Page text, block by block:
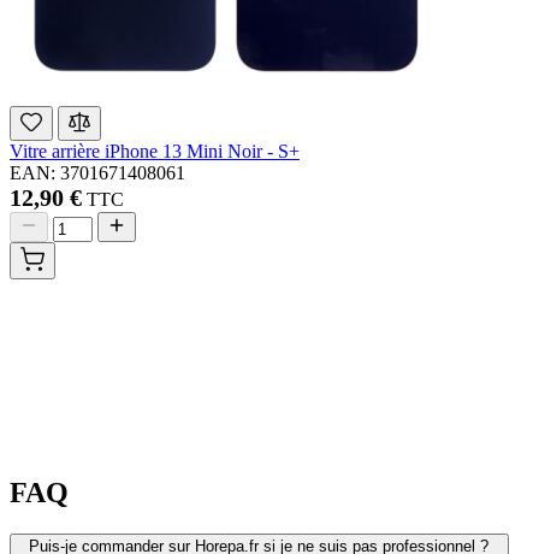
Vitre arrière iPhone 13 Mini Noir - S+
EAN: 3701671408061
12,90 € TTC
FAQ
Puis-je commander sur Horepa.fr si je ne suis pas professionnel ?